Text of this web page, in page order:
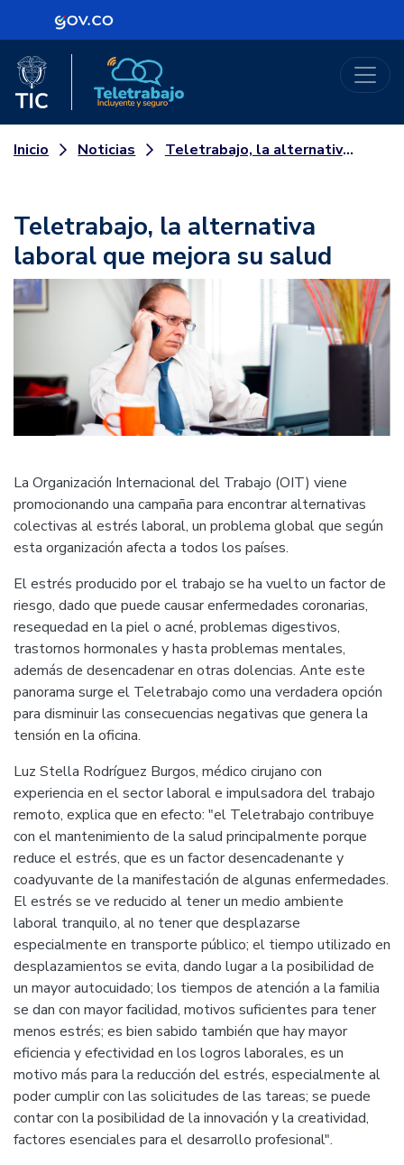
Logo Gobierno de Colombia
Logo del Ministerio TIC
Inicio Noticias Teletrabajo, la alternativa laboral que mejora su salud
Teletrabajo, la alternativa
laboral que mejora su salud
La Organización Internacional del Trabajo (OIT) viene
promocionando una campaña para encontrar alternativas
colectivas al estrés laboral, un problema global que según
esta organización afecta a todos los países.
El estrés producido por el trabajo se ha vuelto un factor de
riesgo, dado que puede causar enfermedades coronarias,
resequedad en la piel o acné, problemas digestivos,
trastornos hormonales y hasta problemas mentales,
además de desencadenar en otras dolencias. Ante este
panorama surge el Teletrabajo como una verdadera opción
para disminuir las consecuencias negativas que genera la
tensión en la oficina.
Luz Stella Rodríguez Burgos, médico cirujano con
experiencia en el sector laboral e impulsadora del trabajo
remoto, explica que en efecto: "el Teletrabajo contribuye
con el mantenimiento de la salud principalmente porque
reduce el estrés, que es un factor desencadenante y
coadyuvante de la manifestación de algunas enfermedades.
El estrés se ve reducido al tener un medio ambiente
laboral tranquilo, al no tener que desplazarse
especialmente en transporte público; el tiempo utilizado en
desplazamientos se evita, dando lugar a la posibilidad de
un mayor autocuidado; los tiempos de atención a la familia
se dan con mayor facilidad, motivos suficientes para tener
menos estrés; es bien sabido también que hay mayor
eficiencia y efectividad en los logros laborales, es un
motivo más para la reducción del estrés, especialmente al
poder cumplir con las solicitudes de las tareas; se puede
contar con la posibilidad de la innovación y la creatividad,
factores esenciales para el desarrollo profesional".